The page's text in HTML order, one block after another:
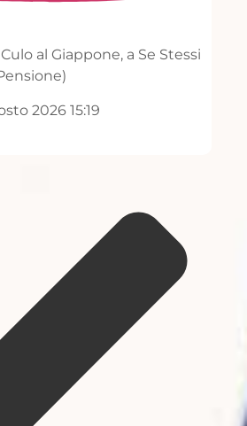
al Giappone, a Se Stessi
2026 15:19